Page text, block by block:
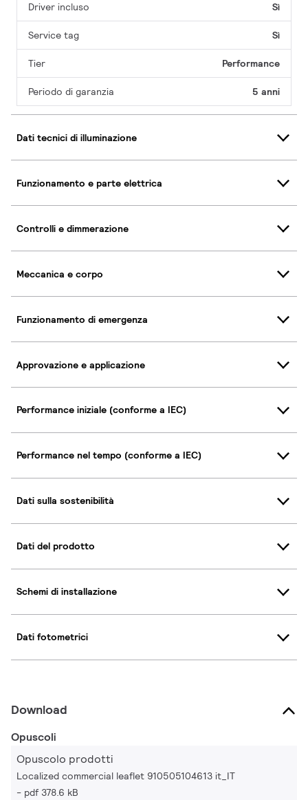
Driver incluso Sì
Service tag Sì
Tier Performance
Periodo di garanzia 5 anni
Dati tecnici di illuminazione
Funzionamento e parte elettrica
Controlli e dimmerazione
Meccanica e corpo
Funzionamento di emergenza
Approvazione e applicazione
Performance iniziale (conforme a IEC)
Performance nel tempo (conforme a IEC)
Dati sulla sostenibilità
Dati del prodotto
Schemi di installazione
Dati fotometrici
Download
Opuscoli
Opuscolo prodotti
Localized commercial leaflet 910505104613 it_IT
pdf 378.6 kB